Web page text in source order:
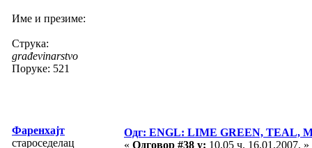
Име и презиме:
Струка:
građevinarstvo
Поруке: 521
Фаренхајт
староседелац
Одг: ENGL: LIME GREEN, TEAL,
« Одговор #38 у: 10.05 ч. 16.01.2007. »